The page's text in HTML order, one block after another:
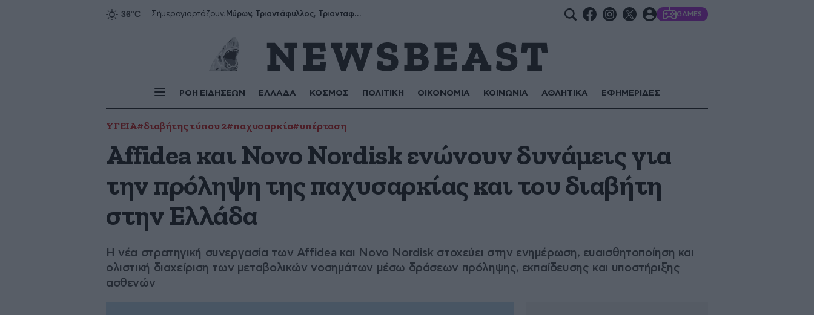
Σήμεραγιορτάζουν: Μύρων, Τριαντάφυλλος, Τριανταφυλλιά, Φυλλιώ, Ρόζα GAMES
ΡΟΗ ΕΙΔΗΣΕΩΝ ΕΛΛΑΔΑ ΚΟΣΜΟΣ ΠΟΛΙΤΙΚΗ ΟΙΚΟΝΟΜΙΑ ΚΟΙΝΩΝΙΑ ΑΘΛΗΤΙΚΑ ΕΦΗΜΕΡΙΔΕΣ
ΥΓΕΙΑ#διαβήτης τύπου 2#παχυσαρκία#υπέρταση
Affidea και Novo Nordisk ενώνουν δυνάμεις για
την πρόληψη της παχυσαρκίας και του διαβήτη
στην Ελλάδα
Η νέα στρατηγική συνεργασία των Affidea και Novo Nordisk στοχεύει στην ενημέρωση, ευαισθητοποίηση και
ολιστική διαχείριση των μεταβολικών νοσημάτων μέσω δράσεων πρόληψης, εκπαίδευσης και υποστήριξης
ασθενών